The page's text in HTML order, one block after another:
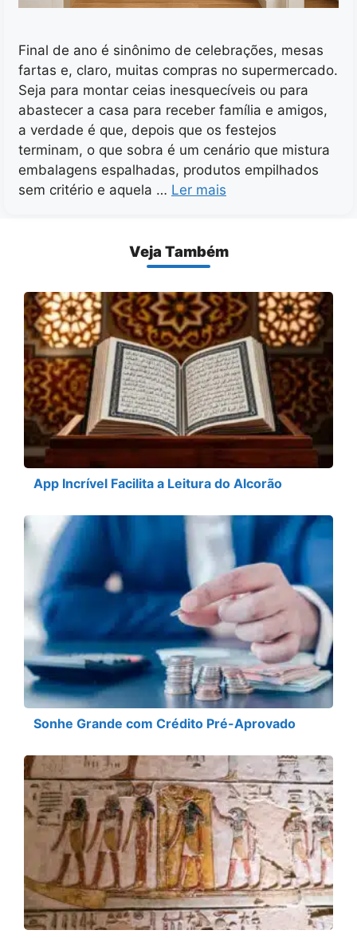
Final de ano é sinônimo de celebrações, mesas
fartas e, claro, muitas compras no supermercado.
Seja para montar ceias inesquecíveis ou para
abastecer a casa para receber família e amigos,
a verdade é que, depois que os festejos
terminam, o que sobra é um cenário que mistura
embalagens espalhadas, produtos empilhados
sem critério e aquela … Ler mais
Veja Também
App Incrível Facilita a Leitura do Alcorão
Sonhe Grande com Crédito Pré-Aprovado